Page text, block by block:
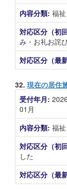
内容分類: 福
対応区分（初
み・お礼お詫
対応区分（最
32. 現在の居住
受付年月:
01月
内容分類: 福
対応区分（初
した
対応区分（最